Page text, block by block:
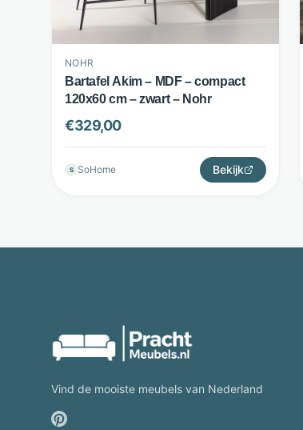
NOHR
Bartafel Akim – MDF – compact
120x60 cm – zwart – Nohr
€329,00
S SoHome Bekijk
Vind de mooiste meubels van Nederland